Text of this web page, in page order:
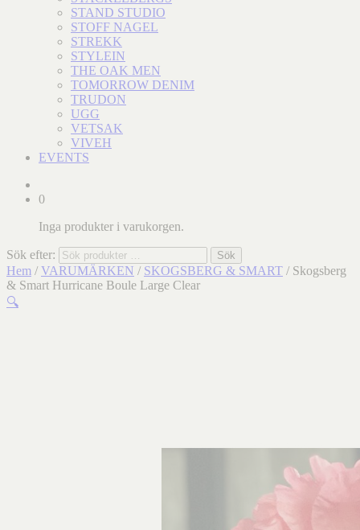
STAND STUDIO
STOFF NAGEL
STREKK
STYLEIN
THE OAK MEN
TOMORROW DENIM
TRUDON
UGG
VETSAK
VIVEH
EVENTS
0
Inga produkter i varukorgen.
Sök efter: Sök
Hem / VARUMÄRKEN / SKOGSBERG & SMART / Skogsberg
& Smart Hurricane Boule Large Clear
🔍